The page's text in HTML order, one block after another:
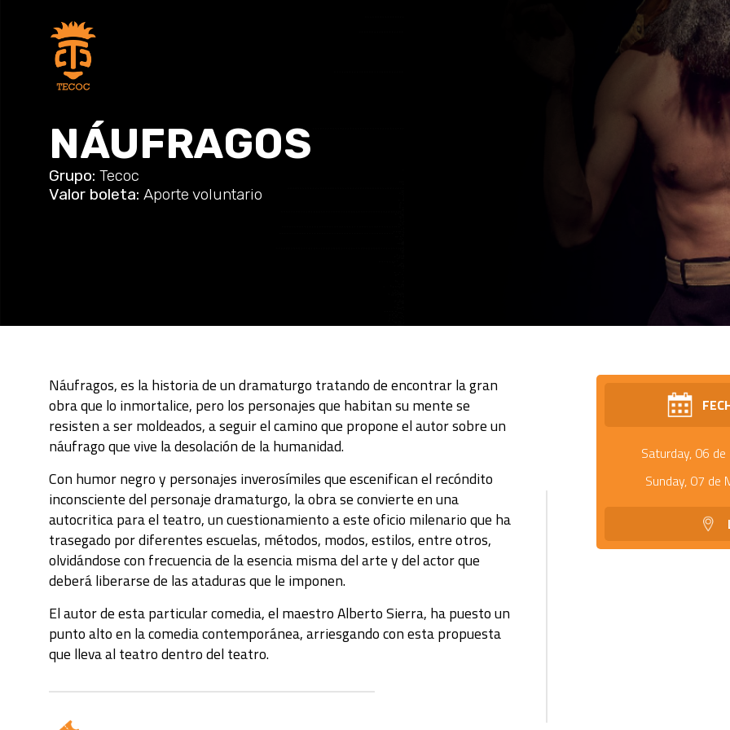
NÁUFRAGOS
Grupo: Tecoc
Valor boleta: Aporte voluntario
Náufragos, es la historia de un dramaturgo tratando de encontrar la gran
obra que lo inmortalice, pero los personajes que habitan su mente se
resisten a ser moldeados, a seguir el camino que propone el autor sobre un
náufrago que vive la desolación de la humanidad.
Con humor negro y personajes inverosímiles que escenifican el recóndito
inconsciente del personaje dramaturgo, la obra se convierte en una
autocritica para el teatro, un cuestionamiento a este oficio milenario que ha
trasegado por diferentes escuelas, métodos, modos, estilos, entre otros,
olvidándose con frecuencia de la esencia misma del arte y del actor que
deberá liberarse de las ataduras que le imponen.
El autor de esta particular comedia, el maestro Alberto Sierra, ha puesto un
punto alto en la comedia contemporánea, arriesgando con esta propuesta
que lleva al teatro dentro del teatro.
Saturday, 06
Sunday, 07 de